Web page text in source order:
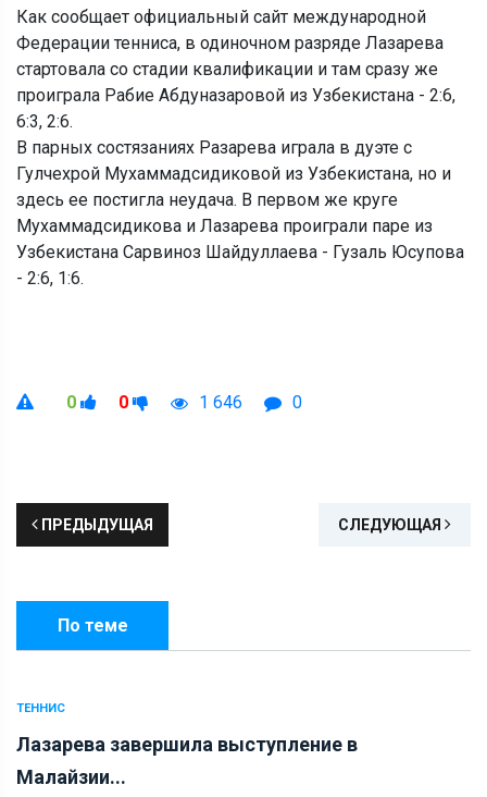
Как сообщает официальный сайт международной
Федерации тенниса, в одиночном разряде Лазарева
стартовала со стадии квалификации и там сразу же
проиграла Рабие Абдуназаровой из Узбекистана - 2:6,
6:3, 2:6.
В парных состязаниях Разарева играла в дуэте с
Гулчехрой Мухаммадсидиковой из Узбекистана, но и
здесь ее постигла неудача. В первом же круге
Мухаммадсидикова и Лазарева проиграли паре из
Узбекистана Сарвиноз Шайдуллаева - Гузаль Юсупова
- 2:6, 1:6.
0 0 1 646 0
ПРЕДЫДУЩАЯ СЛЕДУЮЩАЯ
По теме
ТЕННИС
Лазарева завершила выступление в
Малайзии...